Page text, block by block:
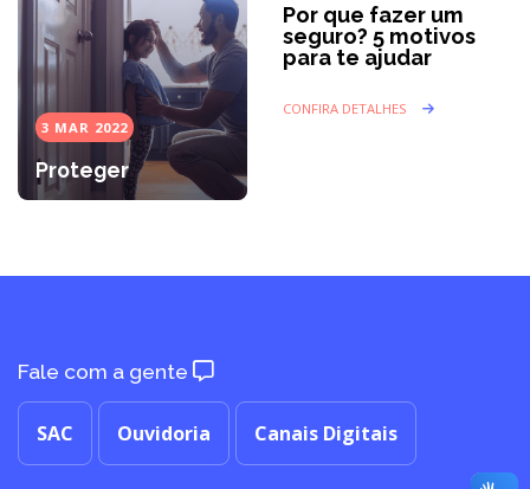
3 MAR 2022
Proteger
Por que fazer um
seguro? 5 motivos
para te ajudar
CONFIRA DETALHES
Fale com a gente
SAC Ouvidoria Canais Digitais